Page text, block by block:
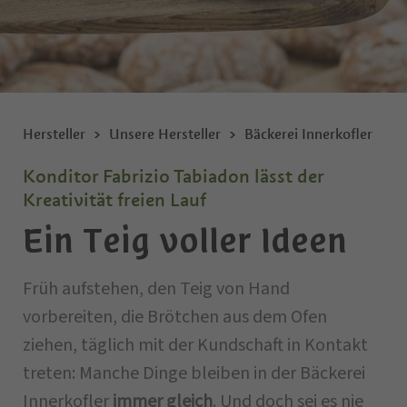
Hersteller Unsere Hersteller Bäckerei Innerkofler
Konditor Fabrizio Tabiadon lässt der
Kreativität freien Lauf
Ein Teig voller Ideen
Früh aufstehen, den Teig von Hand
vorbereiten, die Brötchen aus dem Ofen
ziehen, täglich mit der Kundschaft in Kontakt
treten: Manche Dinge bleiben in der Bäckerei
Innerkoflerimmer gleich. Und doch sei es nie